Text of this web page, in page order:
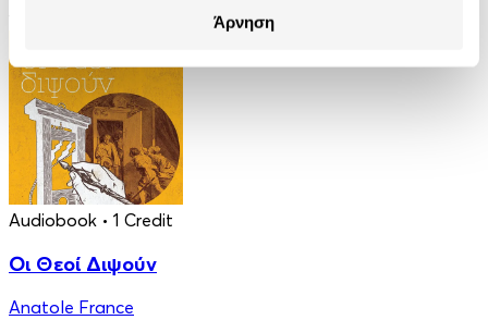
Άρνηση
Audiobook • 1 Credit
Οι Θεοί Διψούν
Anatole France